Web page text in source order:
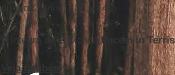
direitos." (nos. 136 a 140)
A íntegra da encíclicaPacem in Terris
Veja também :